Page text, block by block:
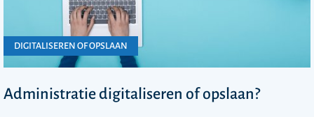
DIGITALISEREN OF OPSLAAN
Administratie digitaliseren of opslaan?